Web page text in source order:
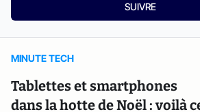
SUIVRE
MINUTE TECH
Tablettes et smartphones
dans la hotte de Noël : voilà